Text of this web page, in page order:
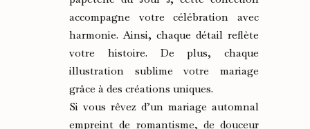
accompagne votre célébration avec
harmonie. Ainsi, chaque détail reflète
votre histoire. De plus, chaque
illustration sublime votre mariage
grâce à des créations uniques.
Si vous rêvez d’un mariage automnal
empreint de romantisme, de douceur